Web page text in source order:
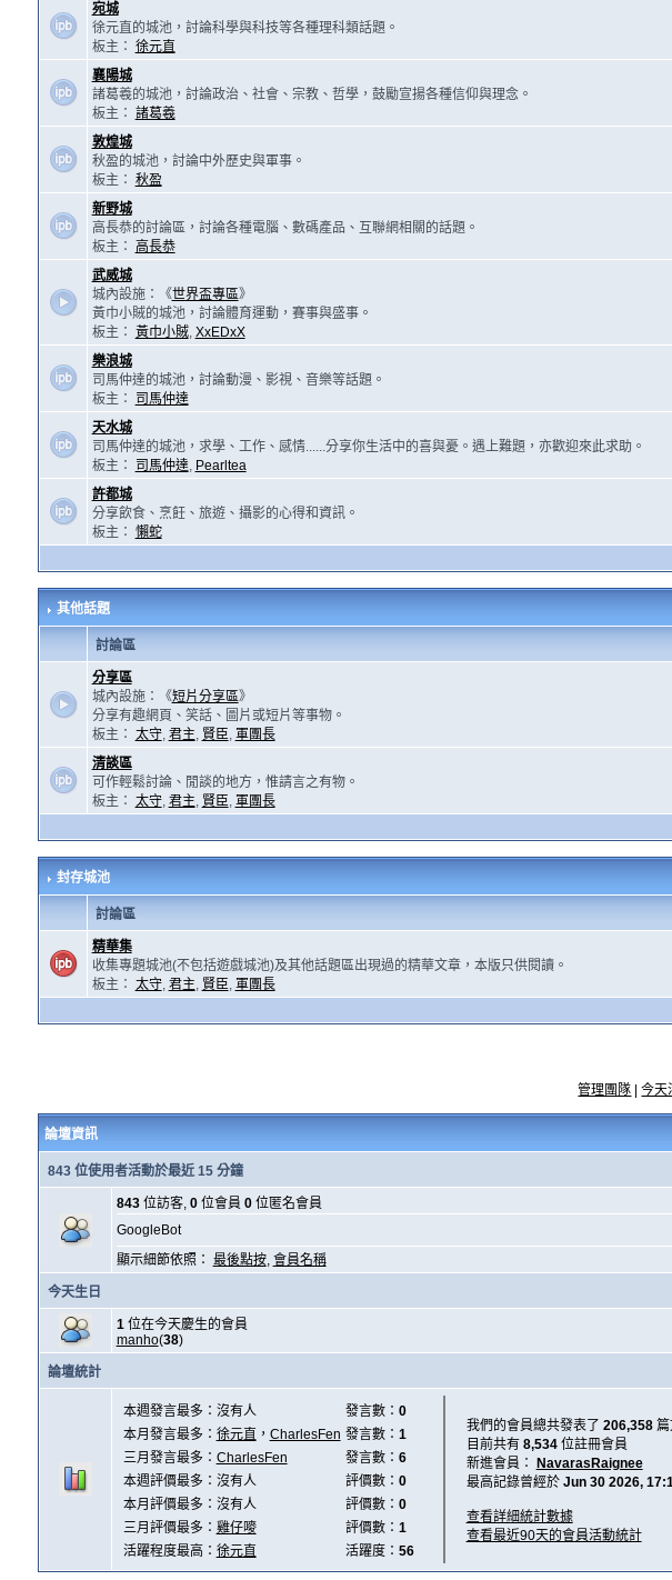
宛城
徐元直的城池，討論科學與科技等各種理科類話題。
板主： 徐元直
襄陽城
諸葛羲的城池，討論政治、社會、宗教、哲學，鼓勵宣揚各種信仰與理念。
板主： 諸葛羲
敦煌城
秋盈的城池，討論中外歷史與軍事。
板主： 秋盈
新野城
高長恭的討論區，討論各種電腦、數碼產品、互聯網相關的話題。
板主：
高長恭
武威城
城內設施：《世界盃專區》
黃巾小賊的城池，討論體育運動，賽事與盛事。
板主： 黃巾小賊, XxEDxX
樂浪城
司馬仲達的城池，討論動漫、影視、音樂等話題。
板主：
司馬仲達
天水城
司馬仲達的城池，求學、工作、感情......分享你生活中的喜與憂。遇上難題，亦歡迎來此求助。
板主：
司馬仲達, Pearltea
許都城
分享飲食、烹飪、旅遊、攝影的心得和資訊。
板主： 懶蛇
其他話題
討論區
分享區
城內設施：《短片分享區》
分享有趣網頁、笑話、圖片或短片等事物。
板主： 太守, 君主, 賢臣, 軍團長
清談區
可作輕鬆討論、閒談的地方，惟請言之有物。
板主： 太守, 君主, 賢臣, 軍團長
封存城池
討論區
精華集
收集專題城池(不包括遊戲城池)及其他話題區出現過的精華文章，本版只供閱讀。
板主： 太守, 君主, 賢臣, 軍團長
管理團隊 |今天
論壇資訊
843 位使用者活動於最近 15 分鐘
843位訪客, 0位會員 0位匿名會員
GoogleBot
顯示細節依照： 最後點按, 會員名稱
今天生日
1位在今天慶生的會員
manho(38)
論壇統計
本週發言最多：沒有人 發言數： 0
本月發言最多： 徐元直 ， CharlesFen 發言數： 1
三月發言最多： CharlesFen 發言數： 6
本週評價最多：沒有人
評價數： 0
本月評價最多：沒有人
評價數： 0
三月評價最多： 雞仔嘜 評價數： 1
活躍程度最高： 徐元直 活躍度： 56
我們的會員總共發表了 206,358篇
目前共有 8,534位註冊會員
新進會員： NavarasRaignee
最高記錄曾經於 Jun 30 2026,
查看詳細統計數據
查看最近90天的會員活動統計